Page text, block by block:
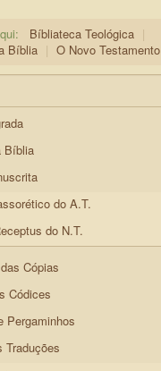
Bíbliateca Teológica |
Bíblia | O Novo Testamento
Bíblia
do A.T.
do N.T.
Cópias
Códices
Pergaminhos
Traduções